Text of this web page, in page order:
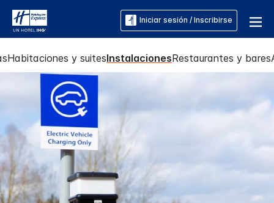
Iniciar sesión / Inscribirse
Habitaciones y suitesInstalacionesRestaurantes y bares